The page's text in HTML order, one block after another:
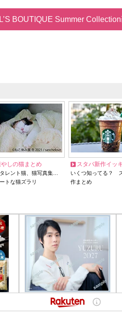
BOUTIQUE Summer
しの猫まとめ
レント猫、猫写真集…
トな猫ズラリ
スタバ新作イッ
いくつ知ってる？
作まとめ